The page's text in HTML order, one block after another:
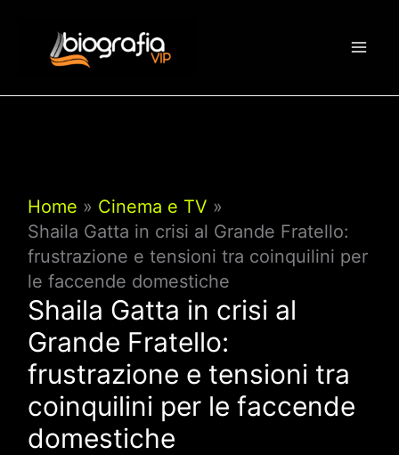
contenuto
Home
Cinema e TV
Shaila Gatta in crisi al Grande Fratello:
frustrazione e tensioni tra coinquilini per
le faccende domestiche
Shaila Gatta in crisi al
Grande Fratello:
frustrazione e tensioni tra
coinquilini per le faccende
domestiche